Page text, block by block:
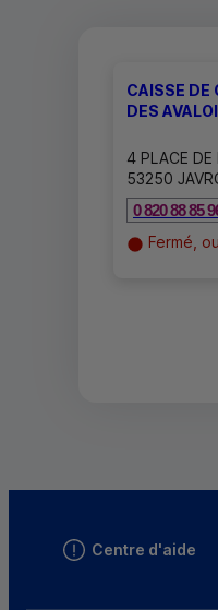
CAISSE DE
DES
4 PLACE DE
53250
0 820 88 85
Fermé,
Centre d'aide